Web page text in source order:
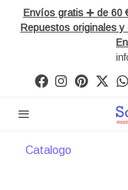
Envíos gratis ➕ de 60
Repuestos originales
Catalogo